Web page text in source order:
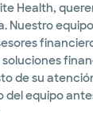
Health,
Nuestro
de su
del equipo